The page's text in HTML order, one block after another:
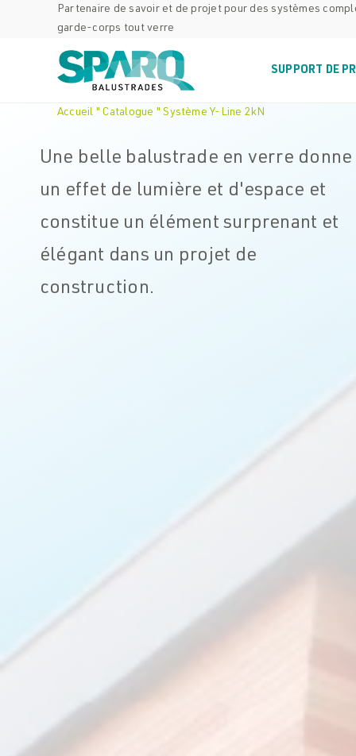
Partenaire de savoir et de projet pour des systèmes
garde-corps tout verre
SUPPORT DE
Accueil "Catalogue "Système Y-Line 2kN
Une belle balustrade en verre donne
un effet de lumière et d'espace et
constitue un élément surprenant et
élégant dans un projet de
construction.